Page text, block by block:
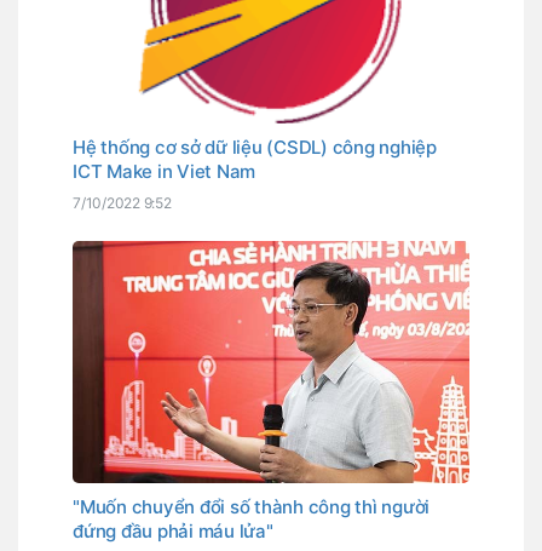
Hệ thống cơ sở dữ liệu (CSDL) công nghiệp
ICT Make in Viet Nam
7/10/2022 9:52
"Muốn chuyển đổi số thành công thì người
đứng đầu phải máu lửa"